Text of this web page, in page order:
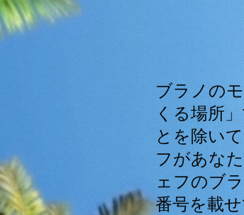
ブラノの
くる場所
とを除い
フがあな
ェフのブ
番号を載